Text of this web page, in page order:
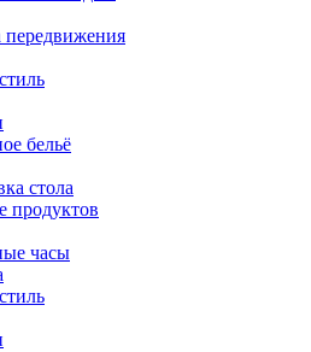
передвижения
бельё
стола
продуктов
часы